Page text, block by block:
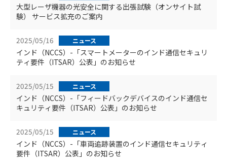
大型レーザ機器の光安全に関する出張試験（オンサイト試
験） サービス拡充のご案内
2025/05/16 ニュース
インド（NCCS）-「スマートメーターのインド通信セキュリ
ティ要件（ITSAR）公表」のお知らせ
2025/05/15 ニュース
インド（NCCS）-「フィードバックデバイスのインド通信セ
キュリティ要件（ITSAR）公表」のお知らせ
2025/05/15 ニュース
インド（NCCS）-「車両追跡装置のインド通信セキュリティ
要件（ITSAR）公表」のお知らせ